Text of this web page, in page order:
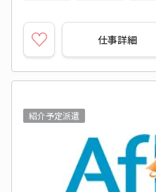
仕事詳細
紹介予定派遣